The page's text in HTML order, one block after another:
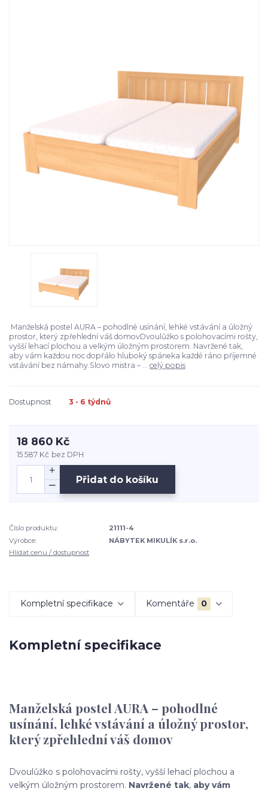
Manželská postel AURA – pohodlné usínání, lehké vstávání a úložný
prostor, který zpřehlední váš domovDvoulůžko s polohovacími rošty,
vyšší lehací plochou a velkým úložným prostorem. Navržené tak,
aby vám každou noc dopřálo hluboký spáneka každé ráno příjemné
vstávání bez námahy.Slovo mistra – ... celý popis
Dostupnost 3 - 6 týdnů
18 860 Kč
15 587 Kč bez DPH
Přidat do košíku
Číslo produktu:
21111-4
Výrobce:
NÁBYTEK MIKULÍK s.r.o.
Hlídat cenu / dostupnost
Kompletní specifikace Komentáře 0
Kompletní specifikace
Manželská postel AURA – pohodlné
usínání, lehké vstávání a úložný prostor,
který zpřehlední váš domov
Dvoulůžko s polohovacími rošty, vyšší lehací plochou a
velkým úložným prostorem. Navržené tak, aby vám